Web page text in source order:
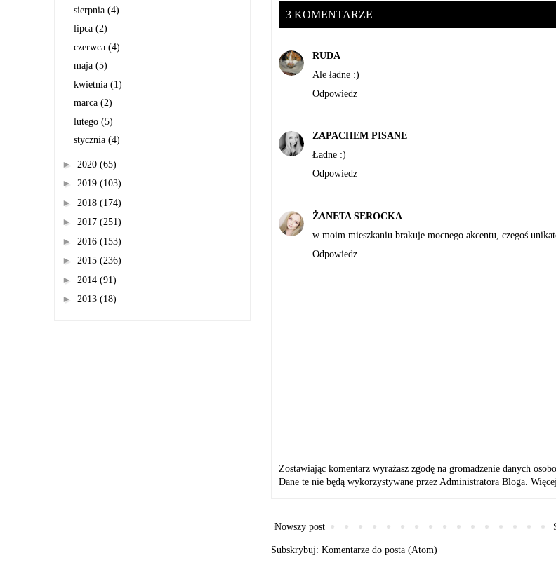
3 KOMENTARZE
RUDA
Ale ładne :)
Odpowiedz
ZAPACHEM PISANE
Ładne :)
Odpowiedz
ŻANETA SEROCKA
w moim mieszkaniu brakuje mocnego akcentu, czegoś
Odpowiedz
Zostawiając komentarz wyrażasz zgodę na gromadzenie danych
Dane te nie będą wykorzystywane przez Administratora Bloga.
Nowszy post
Subskrybuj: Komentarze do posta (Atom)
sierpnia (4)
lipca (2)
czerwca (4)
maja (5)
kwietnia (1)
marca (2)
lutego (5)
stycznia (4)
► 2020 (65)
► 2019 (103)
► 2018 (174)
► 2017 (251)
► 2016 (153)
► 2015 (236)
► 2014 (91)
► 2013 (18)